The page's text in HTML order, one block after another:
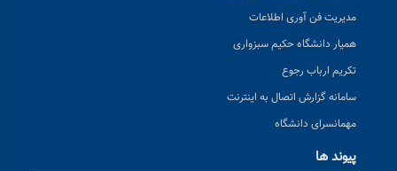
مدیریت فن آوری اطلاعات
همیار دانشگاه حکیم سبزواری
تکریم ارباب رجوع
سامانه گزارش اتصال به اینترنت
مهمانسرای دانشگاه
پیوند ها